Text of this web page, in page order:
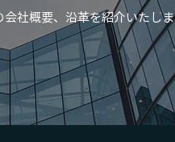
社概要、沿革を紹介いたしま